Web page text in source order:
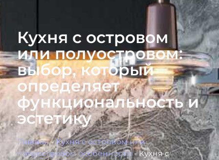
Кухня с островом
или полуостровом:
выбор, который
определяет
функциональность и
эстетику
Главная-Кухня с островом или
полуостровом особенности-Кухня с